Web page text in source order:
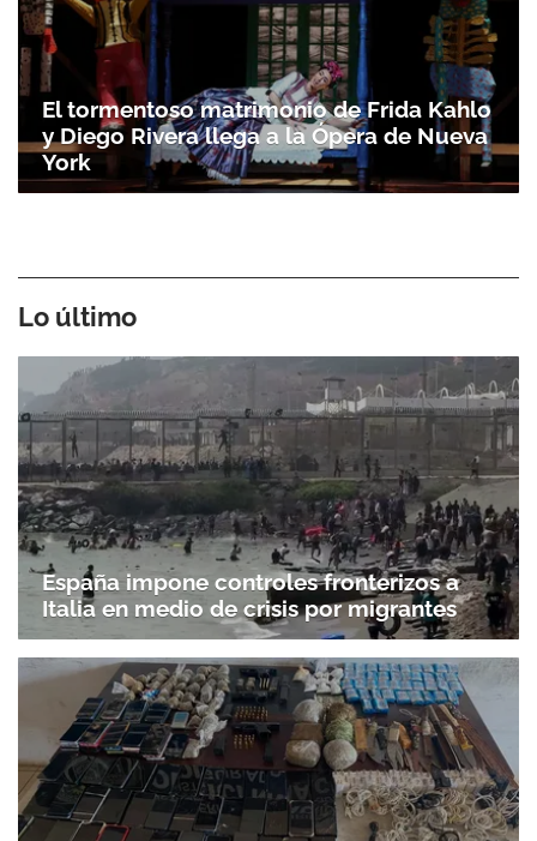
El tormentoso matrimonio de Frida Kahlo
y Diego Rivera llega a la Ópera de Nueva
York
Lo último
España impone controles fronterizos a
Italia en medio de crisis por migrantes